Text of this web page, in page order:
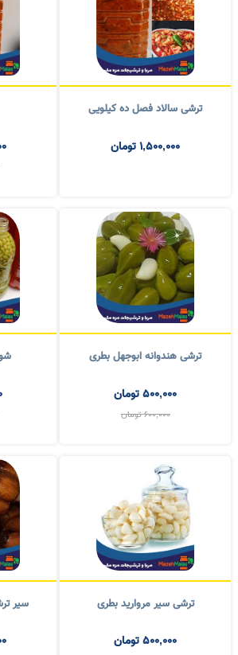
1,500,000تومان
ترشی هندوانه ابوجهل بطری
500,000تومان
600,000تومان
ترشی سیر مروارید بطری
500,000تومان
800,000تومان
سیر ترشی 4 ساله